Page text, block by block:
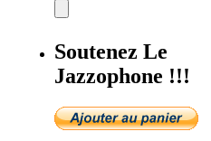
Soutenez Le
Jazzophone !!!